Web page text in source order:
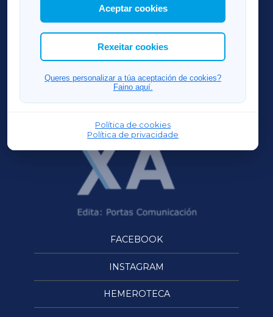
Así mesmo, podes personalizar a elección das
cookies que desexas permitir.
Aceptar cookies
Rexeitar cookies
Queres personalizar a túa aceptación de cookies?
Faino aquí.
Política de cookies
Política de privacidade
RIBEIRASACRAXA
ACORUÑAXA
FERROLXA
OURENSEXA
FACEBOOK
INSTAGRAM
HEMEROTECA